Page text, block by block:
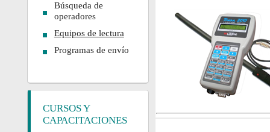
Búsqueda de
operadores
Equipos de lectura
Programas de envío
CURSOS Y
CAPACITACIONES